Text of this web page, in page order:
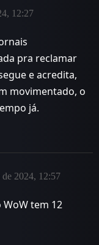
12:27
pra reclamar
e acredita,
movimentado, o
já.
de 2024, 12:57
tem 12